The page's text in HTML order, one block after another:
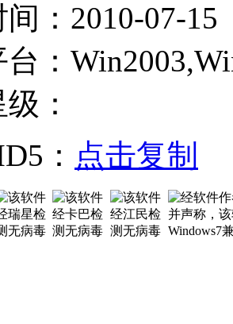
：2010-07-15
：
：
： 点击复制